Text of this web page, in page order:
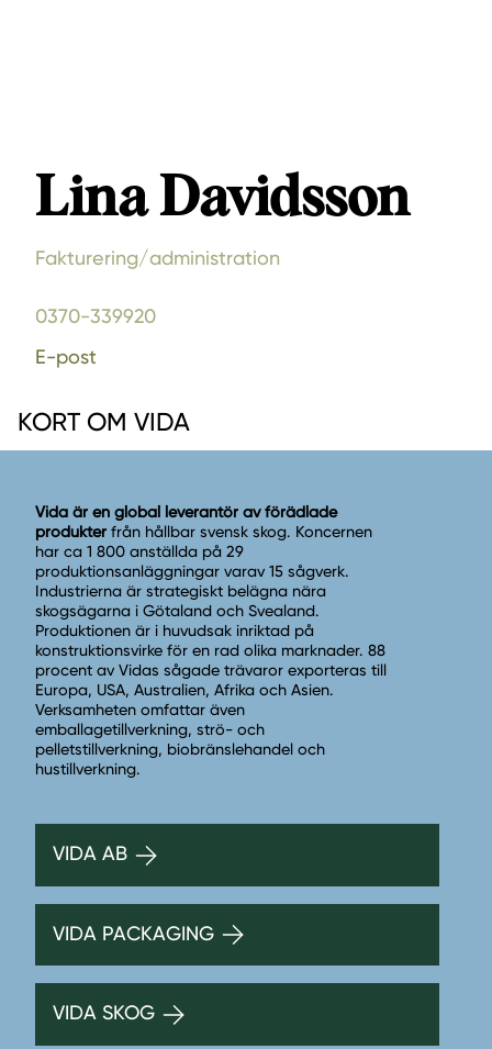
Lina Davidsson
Fakturering/administration
0370-339920
E-post
KORT OM VIDA
Vida är en global leverantör av förädlade
produkter från hållbar svensk skog. Koncernen
har ca 1 800 anställda på 29
produktionsanläggningar varav 15 sågverk.
Industrierna är strategiskt belägna nära
skogsägarna i Götaland och Svealand.
Produktionen är i huvudsak inriktad på
konstruktionsvirke för en rad olika marknader. 88
procent av Vidas sågade trävaror exporteras till
Europa, USA, Australien, Afrika och Asien.
Verksamheten omfattar även
emballagetillverkning, strö- och
pelletstillverkning, biobränslehandel och
hustillverkning.
VIDA AB
VIDA PACKAGING
VIDA SKOG